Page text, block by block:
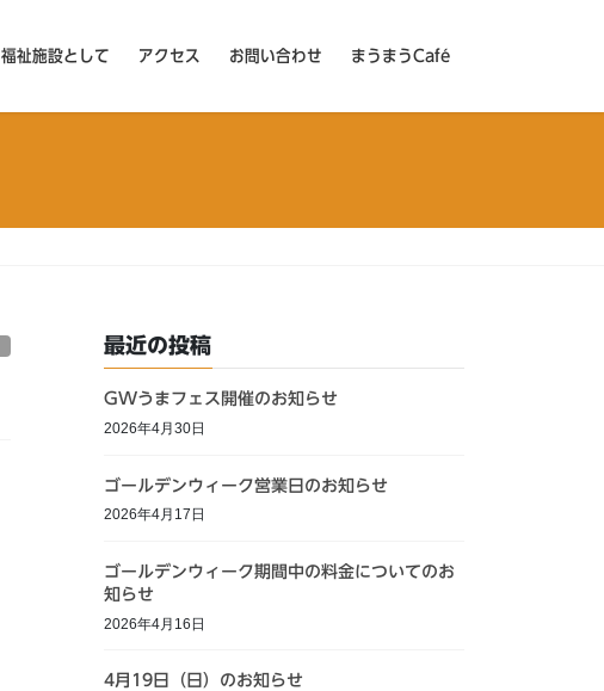
福祉施設として アクセス お問い合わせ まうまうCafé
最近の投稿
GWうまフェス開催のお知らせ
2026年4月30日
ゴールデンウィーク営業日のお知らせ
2026年4月17日
ゴールデンウィーク期間中の料金についてのお
知らせ
2026年4月16日
4月19日（日）のお知らせ